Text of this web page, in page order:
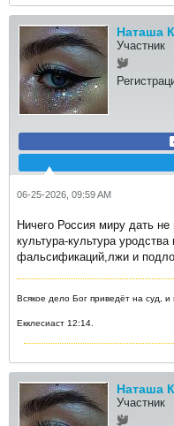
Наташа К
Участник
06-25-2026, 09:59 AM
Ничего Россия миру дать не
культура-культура
фальсификаций,лжи и
Всякое дело Бог приведёт на суд,
Екклесиаст 12:14.
Наташа К
Участник